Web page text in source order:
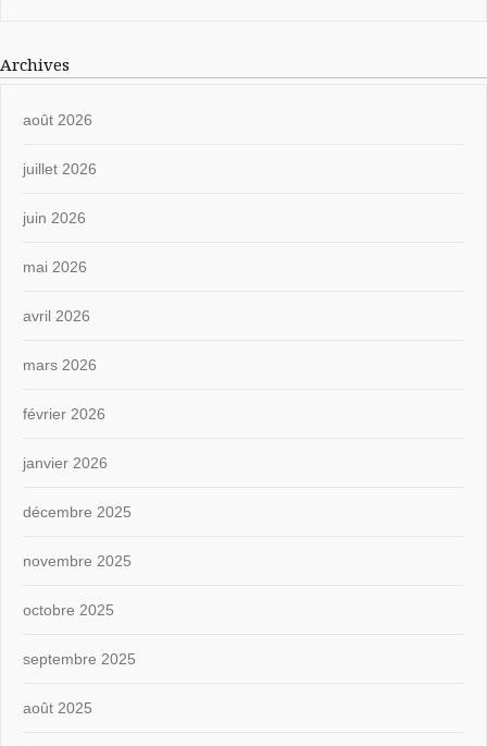
Archives
août 2026
juillet 2026
juin 2026
mai 2026
avril 2026
mars 2026
février 2026
janvier 2026
décembre 2025
novembre 2025
octobre 2025
septembre 2025
août 2025